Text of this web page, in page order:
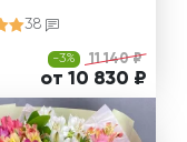
38
-3% 11 140 ₽
от 10 830 ₽